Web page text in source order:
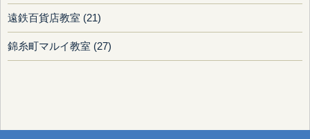
遠鉄百貨店教室 (21)
錦糸町マルイ教室 (27)